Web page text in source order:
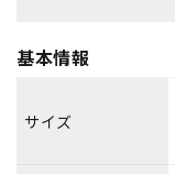
基本情報
サイズ